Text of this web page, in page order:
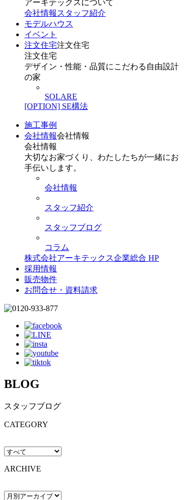
アーキテックスについて
会社情報 スタッフ紹介
モデルハウス
イベント
注文住宅注文住宅
注文住宅
デザイン・性能・品質にこだわる自由設計
の家
SOLARE
[OPTION] SE構法
施工事例
会社情報会社情報
会社情報
大切なお家づくり、わたしたちが一緒にお
手伝いします。
会社情報
スタッフ紹介
スタッフブログ
コラム
株式会社アーキテックス企業総合 HP
採用情報
販売物件
お問合せ・資料請求
BLOG
スタッフブログ
CATEGORY
ARCHIVE